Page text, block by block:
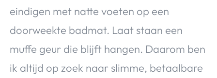
eindigen met natte voeten op een
doorweekte badmat. Laat staan een
muffe geur die blijft hangen. Daarom ben
ik altijd op zoek naar slimme, betaalbare